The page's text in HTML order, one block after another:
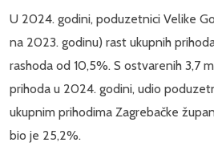
U 2024. godini, poduzetnici Velike
na 2023. godinu) rast ukupnih
rashoda od 10,5%. S ostvarenih 3,7
prihoda u 2024. godini, udio
ukupnim prihodima Zagrebačke
bio je 25,2%.